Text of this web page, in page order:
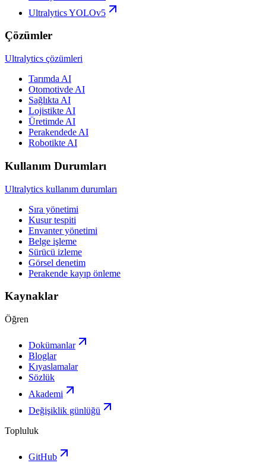
Ultralytics YOLOv5
Çözümler
Ultralytics çözümleri
Tarımda AI
Otomotivde AI
Sağlıkta AI
Lojistikte AI
Üretimde AI
Perakendede AI
Robotikte AI
Kullanım Durumları
Ultralytics kullanım durumları
Sıra yönetimi
Kusur tespiti
Envanter yönetimi
Belge işleme
Sürücü izleme
Görsel denetim
Perakende kayıp önleme
Kaynaklar
Öğren
Dokümanlar
Bloglar
Kıyaslamalar
Sözlük
Akademi
Değişiklik günlüğü
Topluluk
GitHub